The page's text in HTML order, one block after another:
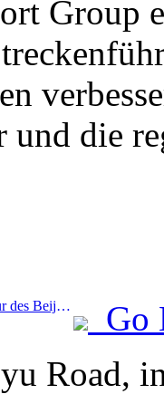
Group
und die
Prev:Der Rohbau der Hauptstruktur des Beijing Haichang Ocean Park soll bis Ende des Jahres fertiggestellt sein; die Fertigstellung und Eröffnung werden für das Jahr 2027 erwartet.
Go
Road,